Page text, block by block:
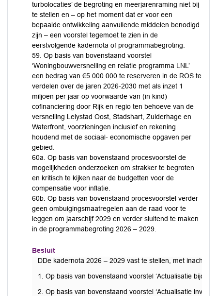
turbolocaties’ de begroting en meerjarenraming niet bij
te stellen en – op het moment dat er voor een
bepaalde ontwikkeling aanvullende middelen benodigd
zijn – een voorstel tegemoet te zien in de
eerstvolgende kadernota of programmabegroting.
59. Op basis van bovenstaand voorstel
‘Woningbouwversnelling en relatie programma LNL’
een bedrag van €5.000.000 te reserveren in de ROS te
verdelen over de jaren 2026-2030 met als inzet 1
miljoen per jaar op voorwaarde van (in kind)
cofinanciering door Rijk en regio ten behoeve van de
versnelling Lelystad Oost, Stadshart, Zuiderhage en
Waterfront, voorzieningen inclusief en rekening
houdend met de sociaal- economische opgaven per
gebied.
60a. Op basis van bovenstaand procesvoorstel de
mogelijkheden onderzoeken om strakker te begroten
en kritisch te kijken naar de budgetten voor de
compensatie voor inflatie.
60b. Op basis van bovenstaand procesvoorstel verder
geen ombuigingsmaatregelen aan de raad voor te
leggen om jaarschijf 2029 en verder sluitend te maken
in de programmabegroting 2026 – 2029.
Besluit
DDe kadernota 2026 – 2029 vast te stellen, met
1. Op basis van bovenstaand voorstel ‘Actualisatie
2. Op basis van bovenstaand voorstel ‘Actualisatie